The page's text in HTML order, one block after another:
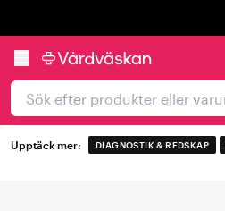
Upptäck mer: DIAGNOSTIK & REDSKAP